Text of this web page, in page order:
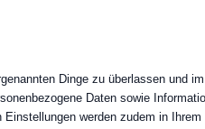
Dinge zu überlassen und
Daten sowie
werden zudem in